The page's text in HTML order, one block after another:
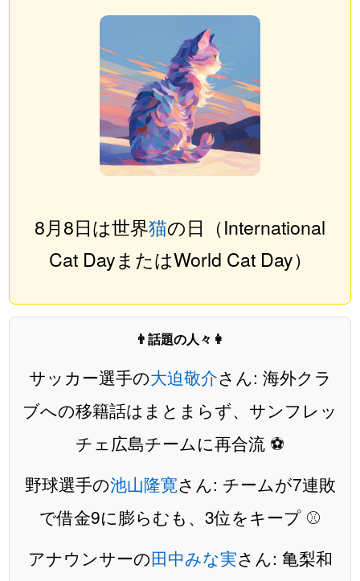
8月8日は世界猫の日（International
Cat DayまたはWorld Cat Day）
👨話題の人々👩
サッカー選手の大迫敬介さん: 海外クラ
ブへの移籍話はまとまらず、サンフレッ
チェ広島チームに再合流 ⚽️
野球選手の池山隆寛さん: チームが7連敗
で借金9に膨らむも、3位をキープ ⚾️
アナウンサーの田中みな実さん: 亀梨和